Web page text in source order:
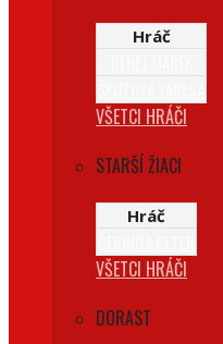
Hráč
VŠETCI HRÁČI
STARŠÍ ŽIACI
Hráč
VŠETCI HRÁČI
DORAST